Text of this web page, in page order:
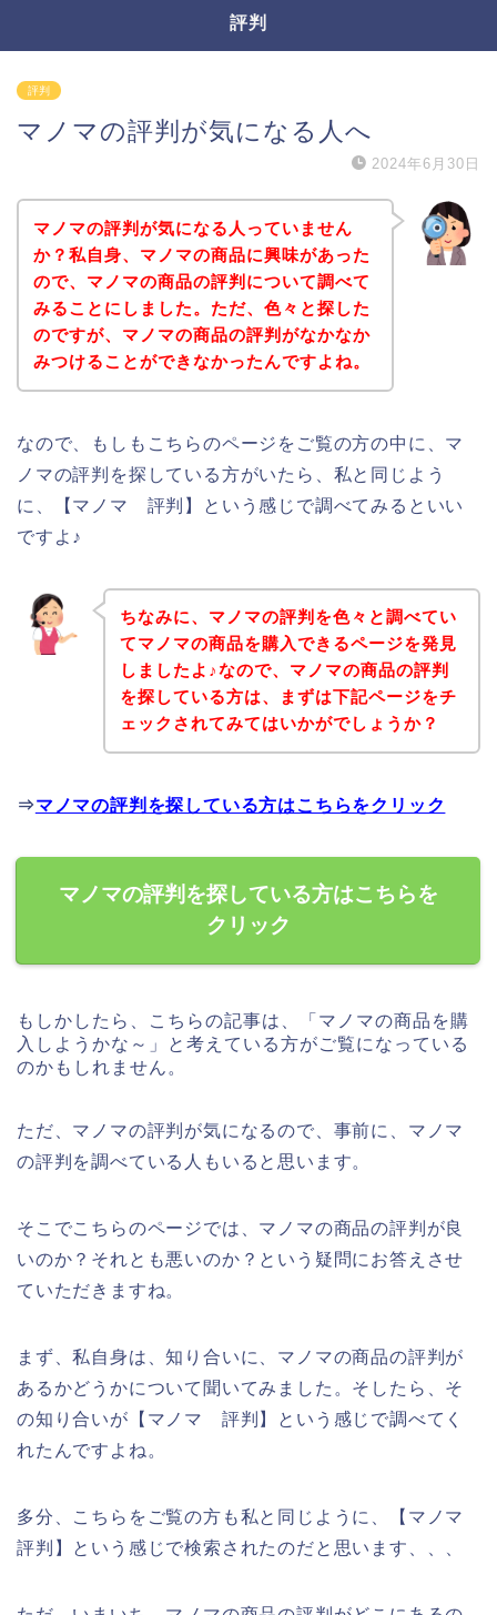
評判
評判
マノマの評判が気になる人へ
2024年6月30日
マノマの評判が気になる人っていません
か？私自身、マノマの商品に興味があった
ので、マノマの商品の評判について調べて
みることにしました。ただ、色々と探した
のですが、マノマの商品の評判がなかなか
みつけることができなかったんですよね。
なので、もしもこちらのページをご覧の方の中に、マ
ノマの評判を探している方がいたら、私と同じよう
に、【マノマ 評判】という感じで調べてみるといい
ですよ♪
ちなみに、マノマの評判を色々と調べてい
てマノマの商品を購入できるページを発見
しましたよ♪なので、マノマの商品の評判
を探している方は、まずは下記ページをチ
ェックされてみてはいかがでしょうか？
⇒マノマの評判を探している方はこちらをクリック
マノマの評判を探している方はこちらを
クリック
もしかしたら、こちらの記事は、「マノマの商品を購
入しようかな～」と考えている方がご覧になっている
のかもしれません。
ただ、マノマの評判が気になるので、事前に、マノマ
の評判を調べている人もいると思います。
そこでこちらのページでは、マノマの商品の評判が良
いのか？それとも悪いのか？という疑問にお答えさせ
ていただきますね。
まず、私自身は、知り合いに、マノマの商品の評判が
あるかどうかについて聞いてみました。そしたら、そ
の知り合いが【マノマ 評判】という感じで調べてく
れたんですよね。
多分、こちらをご覧の方も私と同じように、【マノマ
評判】という感じで検索されたのだと思います、、、